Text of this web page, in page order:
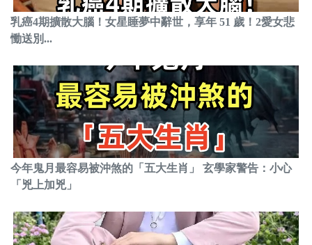
乳癌4期擴散大腦！女星睡夢中辭世，享年 51 歲！2愛女悲
慟送別...
今年鬼月最容易被沖煞的「五大生肖」 玄學家警告：小心
「兇上加兇」